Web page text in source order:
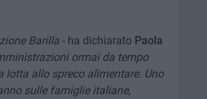
Barilla- ha dichiarato Paola
ormai da tempo
allo spreco alimentare. Uno
sulle famiglie italiane,